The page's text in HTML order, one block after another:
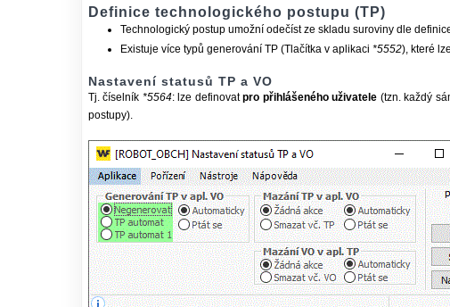
Definice technologického postupu (TP)
Technologický postup umožní odečíst ze skladu suroviny dle
Existuje více typů generování TP (Tlačítka v aplikaci *5552), které
Nastavení statusů TP a VO
Tj. číselník *5564: lze definovatpro přihlášeného uživatele (tzn. každý
postupy).